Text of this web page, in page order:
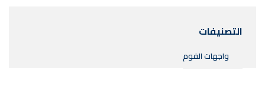
التصنيفات
واجهات الفوم